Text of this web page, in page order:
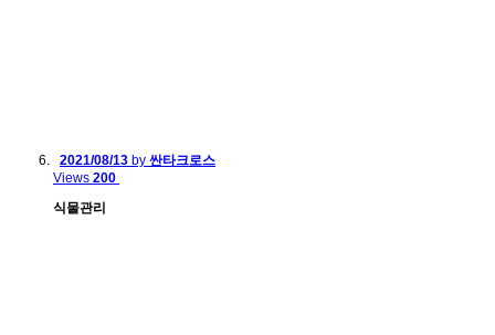
2021/08/13 by 싼타크로스
Views 200
식물관리